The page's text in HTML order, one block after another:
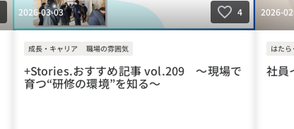
2026-03-03 4
成長・キャリア 職場の雰囲気
+Stories.おすすめ記事 vol.209 ～現場で
育つ“研修の環境”を知る～
2026-
はたら
社員